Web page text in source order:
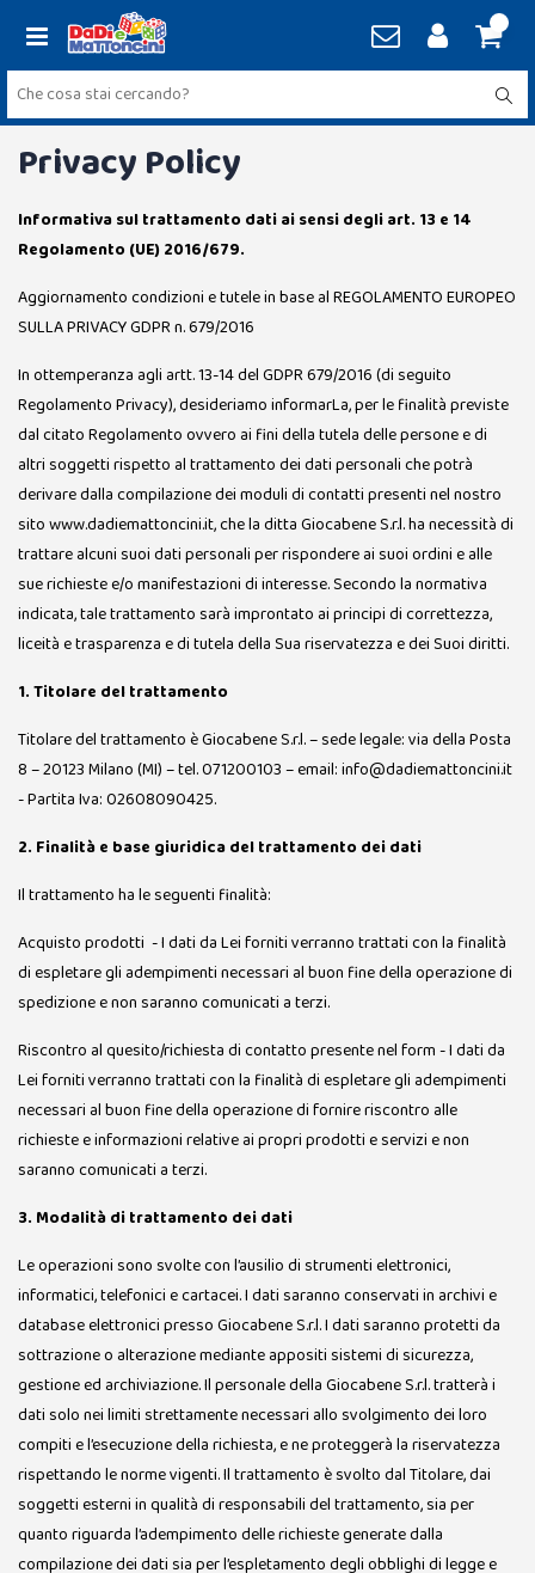
Privacy Policy
Informativa sul trattamento dati ai sensi degli art. 13 e 14
Regolamento (UE) 2016/679.
Aggiornamento condizioni e tutele in base al REGOLAMENTO EUROPEO
SULLA PRIVACY GDPR n. 679/2016
In ottemperanza agli artt. 13-14 del GDPR 679/2016 (di seguito
Regolamento Privacy), desideriamo informarLa, per le finalità previste
dal citato Regolamento ovvero ai fini della tutela delle persone e di
altri soggetti rispetto al trattamento dei dati personali che potrà
derivare dalla compilazione dei moduli di contatti presenti nel nostro
sito www.dadiemattoncini.it, che la ditta Giocabene S.r.l. ha necessità di
trattare alcuni suoi dati personali per rispondere ai suoi ordini e alle
sue richieste e/o manifestazioni di interesse. Secondo la normativa
indicata, tale trattamento sarà improntato ai principi di correttezza,
liceità e trasparenza e di tutela della Sua riservatezza e dei Suoi diritti.
1. Titolare del trattamento
Titolare del trattamento è Giocabene S.r.l. – sede legale: via della Posta
8 – 20123 Milano (MI) – tel. 071200103 – email: info@dadiemattoncini.it
- Partita Iva: 02608090425.
2. Finalità e base giuridica del trattamento dei dati
Il trattamento ha le seguenti finalità:
Acquisto prodotti - I dati da Lei forniti verranno trattati con la finalità
di espletare gli adempimenti necessari al buon fine della operazione di
spedizione e non saranno comunicati a terzi.
Riscontro al quesito/richiesta di contatto presente nel form - I dati da
Lei forniti verranno trattati con la finalità di espletare gli adempimenti
necessari al buon fine della operazione di fornire riscontro alle
richieste e informazioni relative ai propri prodotti e servizi e non
saranno comunicati a terzi.
3. Modalità di trattamento dei dati
Le operazioni sono svolte con l’ausilio di strumenti elettronici,
informatici, telefonici e cartacei. I dati saranno conservati in archivi e
database elettronici presso Giocabene S.r.l. I dati saranno protetti da
sottrazione o alterazione mediante appositi sistemi di sicurezza,
gestione ed archiviazione. Il personale della Giocabene S.r.l. tratterà i
dati solo nei limiti strettamente necessari allo svolgimento dei loro
compiti e l’esecuzione della richiesta, e ne proteggerà la riservatezza
rispettando le norme vigenti. Il trattamento è svolto dal Titolare, dai
soggetti esterni in qualità di responsabili del trattamento, sia per
quanto riguarda l’adempimento delle richieste generate dalla
compilazione dei dati sia per l’espletamento degli obblighi di legge e